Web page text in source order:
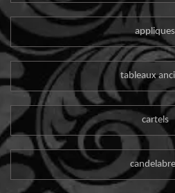
appliques
tableaux
cartels